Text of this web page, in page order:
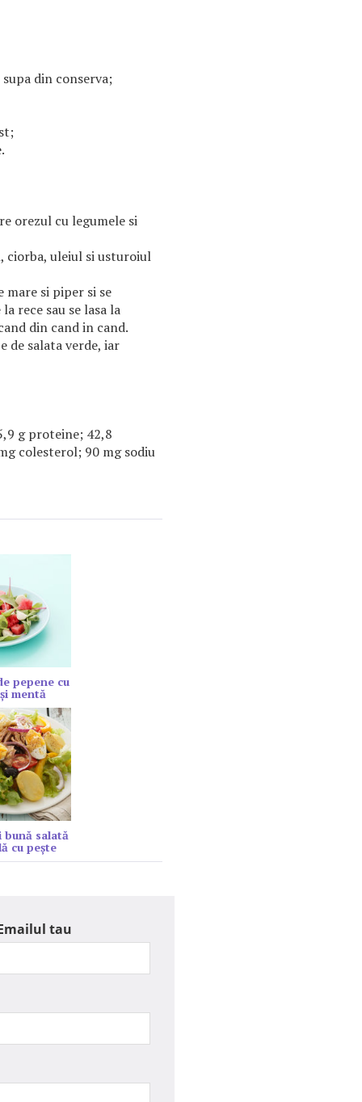
din conserva;
orezul cu legumele si
ciorba, uleiul si usturoiul
mare si piper si se
rece sau se lasa la
din cand in cand.
de salata verde, iar
g proteine; 42,8
colesterol; 90 mg sodiu
pepene cu
mentă
bună salată
cu peşte
tau